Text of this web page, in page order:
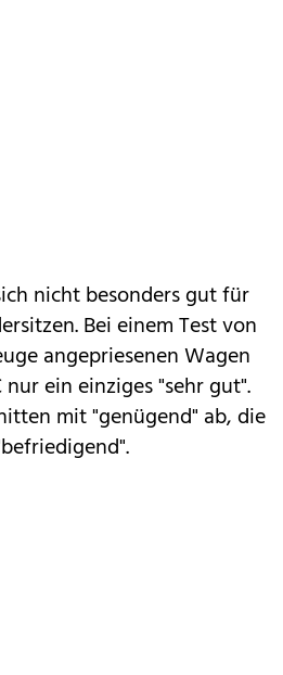
nicht besonders gut für
Bei einem Test von
angepriesenen Wagen
nur ein einziges "sehr gut".
mit "genügend" ab, die